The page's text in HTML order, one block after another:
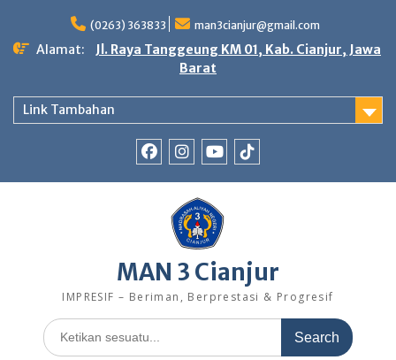
content
(0263) 363833 man3cianjur@gmail.com
Alamat:
Jl. Raya Tanggeung KM 01, Kab. Cianjur, Jawa
Barat
Link Tambahan
MAN 3 Cianjur
IMPRESIF – Beriman, Berprestasi & Progresif
Search
for: